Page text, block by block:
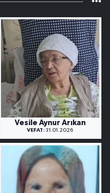
Vesile Aynur Arıkan
VEFAT: 31.01.2026